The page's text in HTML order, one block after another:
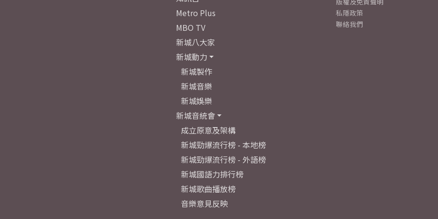
Metro Plus
MBO TV
新城八大家
新城動力
新城製作
新城音樂
新城娛樂
新城音統會
成立原意及架構
新城勁爆流行榜 - 本地榜
新城勁爆流行榜 - 外語榜
新城國語力排行榜
新城歌曲播放榜
音樂意見反映
私隱政策
聯絡我們